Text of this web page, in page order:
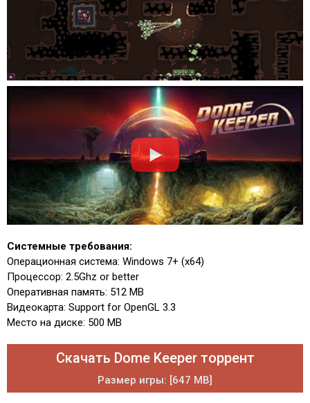
Системные требования:
Операционная система: Windows 7+ (x64)
Процессор: 2.5Ghz or better
Оперативная память: 512 MB
Видеокарта: Support for OpenGL 3.3
Место на диске: 500 MB
Скачать Dome Keeper торрент
Размер игры: [647 MB]